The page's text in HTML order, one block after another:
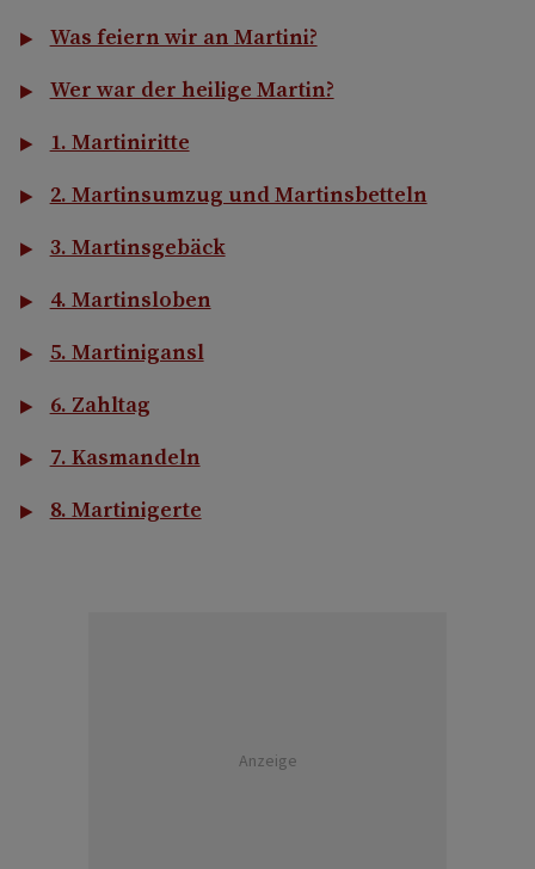
Was feiern wir an Martini?
Wer war der heilige Martin?
1. Martiniritte
2. Martinsumzug und Martinsbetteln
3. Martinsgebäck
4. Martinsloben
5. Martinigansl
6. Zahltag
7. Kasmandeln
8. Martinigerte
Anzeige